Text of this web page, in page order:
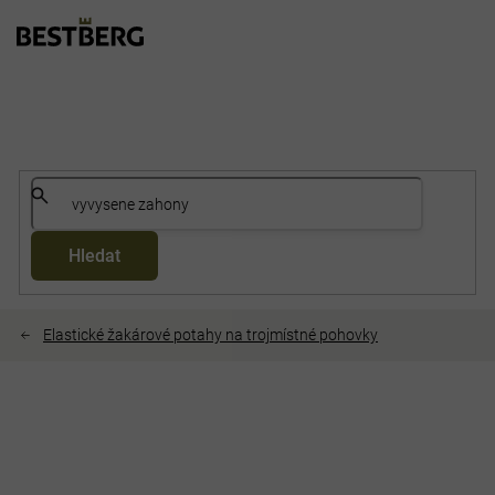
Hledat
Elastické žakárové potahy na trojmístné pohovky